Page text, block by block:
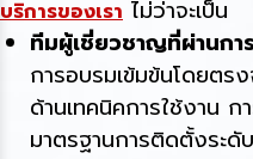
บริการของเรา ไม่ว่าจะเป็น
ทีมผู้เชี่ยวชาญที่ผ่านกา
การอบรมเข้มข้นโดยตร
ด้านเทคนิคการใช้งาน
มาตรฐานการติดตั้งระดั